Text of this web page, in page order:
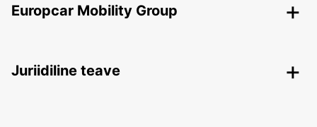
Europcar Mobility Group
Juriidiline teave